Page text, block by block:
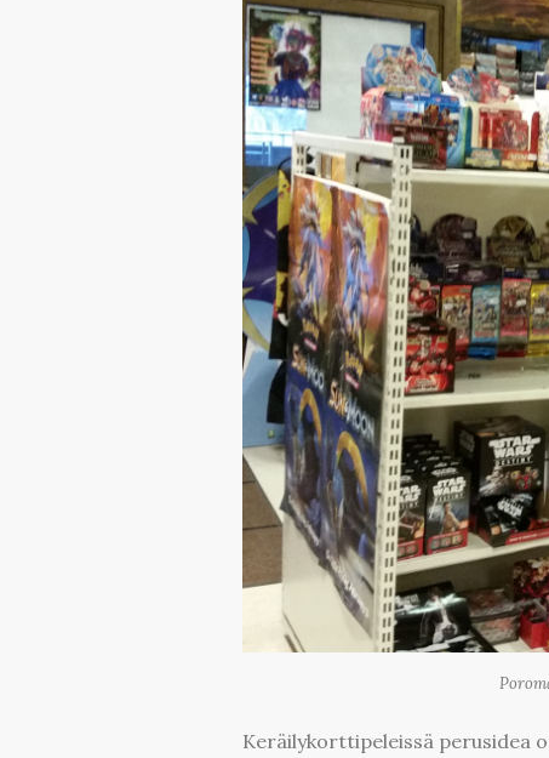
Keräilykorttipeleissä perusidea